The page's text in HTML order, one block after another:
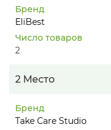
Бренд
EliBest
Число товаров
2
2 Место
Бренд
Take Care Studio